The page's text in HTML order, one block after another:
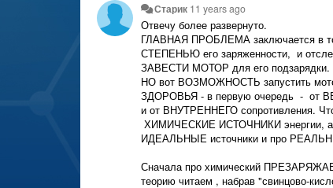
Старик 11 years ago
Отвечу более развернуто.
ГЛАВНАЯ ПРОБЛЕМА заключается в
СТЕПЕНЬЮ его заряженности, и
ЗАВЕСТИ МОТОР для его подзарядки.
НО вот ВОЗМОЖНОСТЬ запустить
ЗДОРОВЬЯ - в первую очередь - от
и от ВНУТРЕННЕГО сопротивления. Что
ХИМИЧЕСКИЕ ИСТОЧНИКИ энергии, а
ИДЕАЛЬНЫЕ источники и про
Сначала про химический
теорию читаем , набрав "свинцово-